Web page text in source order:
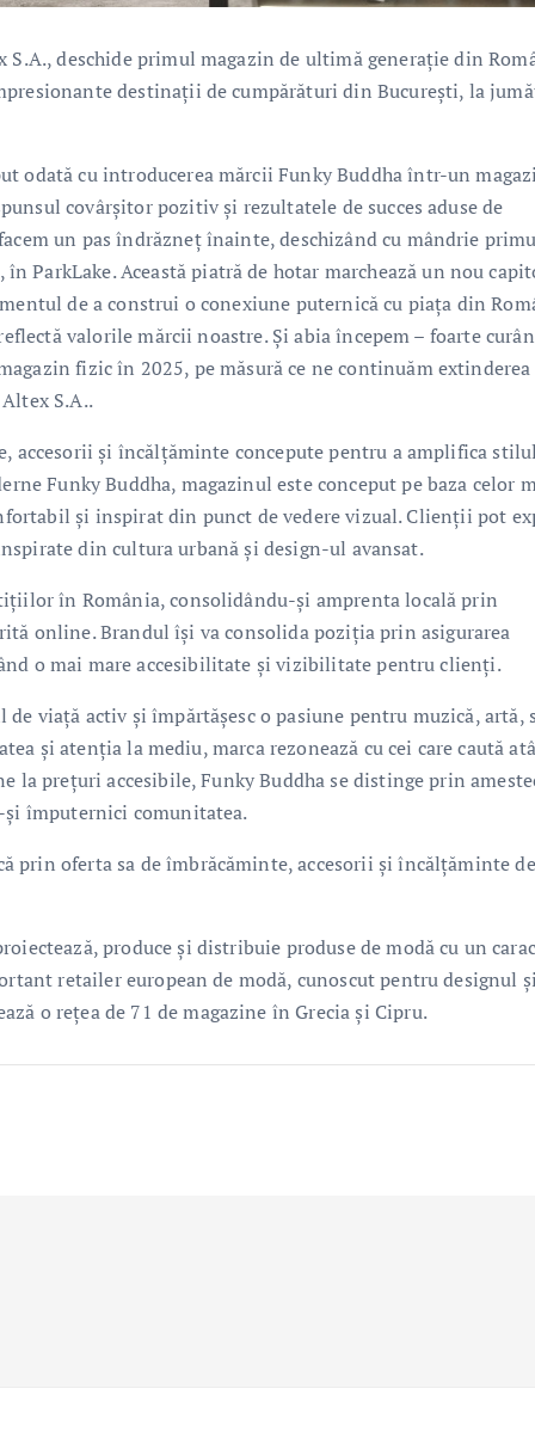
deschide primul magazin de ultimă generație din
destinații de cumpărături din București, la
odată cu introducerea mărcii Funky Buddha într-un
covârșitor pozitiv și rezultatele de succes aduse de
un pas îndrăzneț înainte, deschizând cu mândrie
ParkLake. Această piatră de hotar marchează un nou
de a construi o conexiune puternică cu piața din
valorile mărcii noastre. Și abia începem – foarte
fizic în 2025, pe măsură ce ne continuăm extinderea
S.A..
accesorii și încălțăminte concepute pentru a amplifica
Funky Buddha, magazinul este conceput pe baza celor
și inspirat din punct de vedere vizual. Clienții pot
din cultura urbană și design-ul avansat.
în România, consolidându-și amprenta locală prin
online. Brandul își va consolida poziția prin asigurarea
o mai mare accesibilitate și vizibilitate pentru clienți.
viață activ și împărtășesc o pasiune pentru muzică, artă,
și atenția la mediu, marca rezonează cu cei care caută
la prețuri accesibile, Funky Buddha se distinge prin
și împuternici comunitatea.
prin oferta sa de îmbrăcăminte, accesorii și încălțăminte de
produce și distribuie produse de modă cu un
retailer european de modă, cunoscut pentru designul
o rețea de 71 de magazine în Grecia și Cipru.